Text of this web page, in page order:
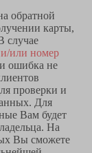
обратной
карты,
случае
или номер
ошибка не
проверки и
Для
Вам будет
На
Вы сможете